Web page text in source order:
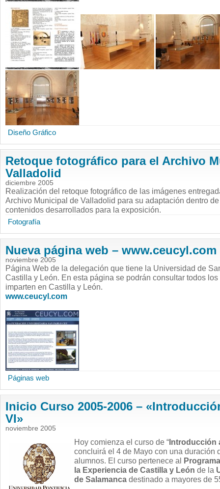
Diseño Gráfico
Retoque fotográfico para el Archivo
Valladolid
diciembre 2005
Realización del retoque fotográfico de las imágenes
Archivo Municipal de Valladolid para su adaptación dentro
contenidos desarrollados para la exposición.
Fotografía
Nueva página web – www.ceucyl.com
noviembre 2005
Página Web de la delegación que tiene la Universidad de
Castilla y León. En esta página se podrán consultar todos
imparten en Castilla y León.
www.ceucyl.com
Páginas web
Inicio Curso 2005-2006 –
VI»
noviembre 2005
Hoy comienza el curso de “Introducción
concluirá el 4 de Mayo con una duración
alumnos. El curso pertenece al
la Experiencia de Castilla y León de la
de Salamanca destinado a mayores de